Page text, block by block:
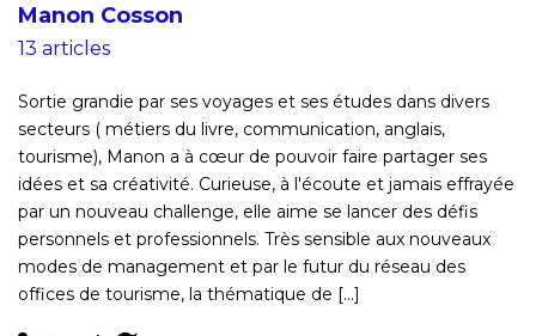
Manon Cosson
13 articles
Sortie grandie par ses voyages et ses études dans divers
secteurs ( métiers du livre, communication, anglais,
tourisme), Manon a à cœur de pouvoir faire partager ses
idées et sa créativité. Curieuse, à l'écoute et jamais effrayée
par un nouveau challenge, elle aime se lancer des défis
personnels et professionnels. Très sensible aux nouveaux
modes de management et par le futur du réseau des
offices de tourisme, la thématique de [...]